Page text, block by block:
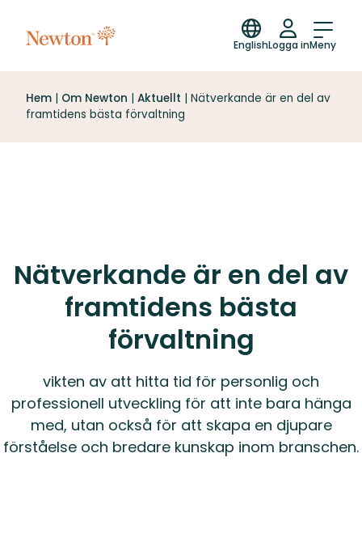
EnglishLogga inMeny
Hem | Om Newton | Aktuellt | Nätverkande är en del av
framtidens bästa förvaltning
Nätverkande är en del av
framtidens bästa
förvaltning
vikten av att hitta tid för personlig och
professionell utveckling för att inte bara hänga
med, utan också för att skapa en djupare
förståelse och bredare kunskap inom branschen.